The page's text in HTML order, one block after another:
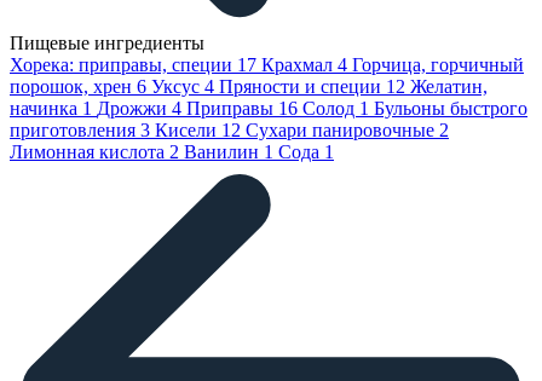
Пищевые ингредиенты
Хорека: приправы, специи 17 Крахмал 4 Горчица, горчичный
порошок, хрен 6 Уксус 4 Пряности и специи 12 Желатин,
начинка 1 Дрожжи 4 Приправы 16 Солод 1 Бульоны быстрого
приготовления 3 Кисели 12 Сухари панировочные 2
Лимонная кислота 2 Ванилин 1 Сода 1